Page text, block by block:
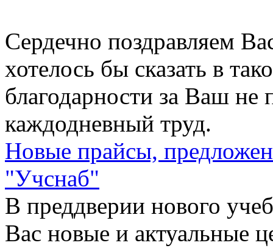
Сердечно поздравляем
хотелось бы сказать в
благодарности за Ваш
каждодневный труд.
Новые прайсы,
"Учснаб"
В преддверии нового
Вас новые и актуальные